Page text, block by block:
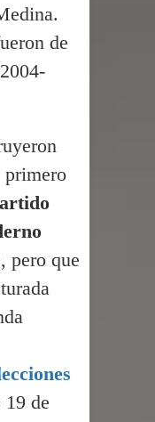
por
de
primero
pero que
19 de